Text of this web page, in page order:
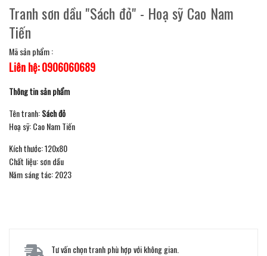
Tranh sơn dầu "Sách đỏ" - Hoạ sỹ Cao Nam
Tiến
Mã sản phẩm :
Liên hệ: 0906060689
Thông tin sản phẩm
Tên tranh:Sách đỏ
Hoạ sỹ: Cao Nam Tiến
Kích thước: 120x80
Chất liệu: sơn dầu
Năm sáng tác: 2023
Tư vấn chọn tranh phù hợp với không gian.